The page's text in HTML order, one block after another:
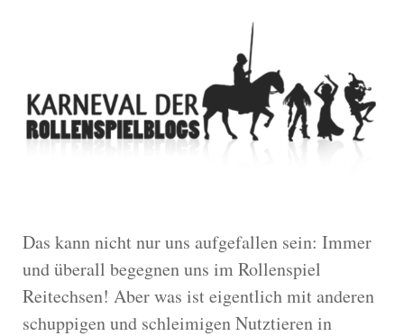
Das kann nicht nur uns aufgefallen sein: Immer
und überall begegnen uns im Rollenspiel
Reitechsen! Aber was ist eigentlich mit anderen
schuppigen und schleimigen Nutztieren in